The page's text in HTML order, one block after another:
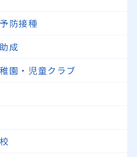
防接種
成
園・児童クラブ